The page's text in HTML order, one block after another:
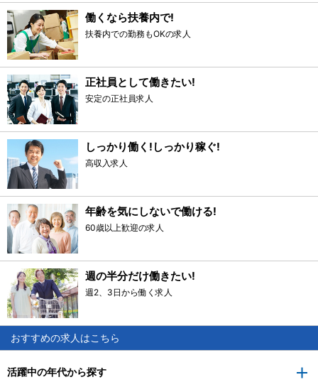
働くなら扶養内で!
扶養内での勤務もOKの求人
正社員として働きたい!
安定の正社員求人
しっかり働く!しっかり稼ぐ!
高収入求人
年齢を気にしないで働ける!
60歳以上歓迎の求人
週の半分だけ働きたい!
週2、3日から働く求人
おすすめの求人はこちら
活躍中の年代から探す